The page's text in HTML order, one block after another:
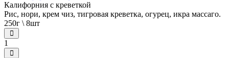
Калифорния с креветкой
Рис, нори, крем чиз, тигровая креветка, огурец, икра массаго.
250г \ 8шт
1